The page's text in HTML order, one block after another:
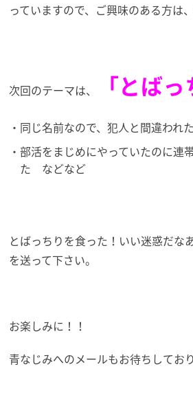
っていますので、ご興味のある方は
次回のテーマは、 「とばっ
同じ名前なので、犯人と間違われた
部活をまじめにやっていたのに連
た などなど
とばっちりを食った！いい迷惑だな
を送って下さい。
お楽しみに！！
青なじみへのメールもお待ちしてお